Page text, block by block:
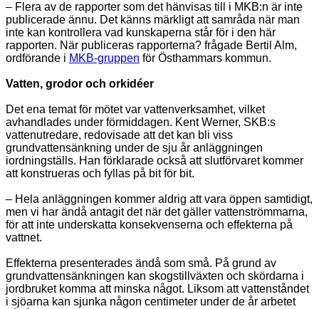
– Flera av de rapporter som det hänvisas till i MKB:n är inte
publicerade ännu. Det känns märkligt att samråda när man
inte kan kontrollera vad kunskaperna står för i den här
rapporten. När publiceras rapporterna? frågade Bertil Alm,
ordförande i MKB-gruppen för Östhammars kommun.
Vatten, grodor och orkidéer
Det ena temat för mötet var vattenverksamhet, vilket
avhandlades under förmiddagen. Kent Werner, SKB:s
vattenutredare, redovisade att det kan bli viss
grundvattensänkning under de sju år anläggningen
iordningställs. Han förklarade också att slutförvaret kommer
att konstrueras och fyllas på bit för bit.
– Hela anläggningen kommer aldrig att vara öppen samtidigt,
men vi har ändå antagit det när det gäller vattenströmmarna,
för att inte underskatta konsekvenserna och effekterna på
vattnet.
Effekterna presenterades ändå som små. På grund av
grundvattensänkningen kan skogstillväxten och skördarna i
jordbruket komma att minska något. Liksom att vattenståndet
i sjöarna kan sjunka någon centimeter under de år arbetet